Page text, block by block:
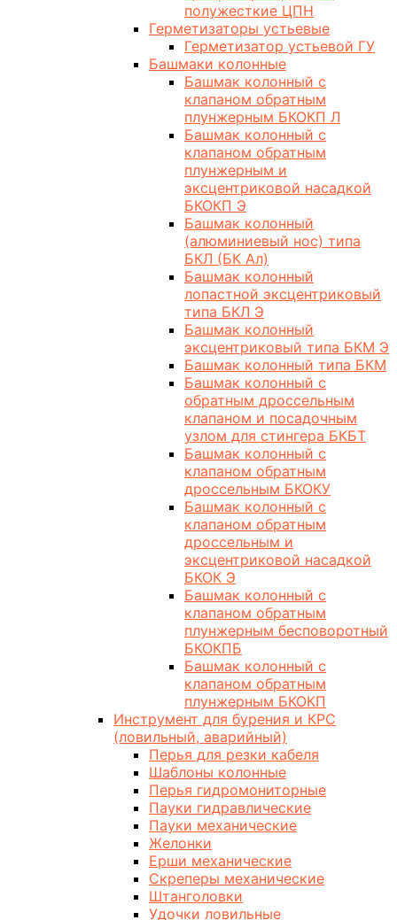
полужесткие ЦПН
Герметизаторы устьевые
Герметизатор устьевой ГУ
Башмаки колонные
Башмак колонный с
клапаном обратным
плунжерным БКОКП Л
Башмак колонный с
клапаном обратным
плунжерным и
эксцентриковой насадкой
БКОКП Э
Башмак колонный
(алюминиевый нос) типа
БКЛ (БК Ал)
Башмак колонный
лопастной эксцентриковый
типа БКЛ Э
Башмак колонный
эксцентриковый типа БКМ Э
Башмак колонный типа БКМ
Башмак колонный с
обратным дроссельным
клапаном и посадочным
узлом для стингера БКБТ
Башмак колонный с
клапаном обратным
дроссельным БКОКУ
Башмак колонный с
клапаном обратным
дроссельным и
эксцентриковой насадкой
БКОК Э
Башмак колонный с
клапаном обратным
плунжерным бесповоротный
БКОКПБ
Башмак колонный с
клапаном обратным
плунжерным БКОКП
Инструмент для бурения и КРС
(ловильный, аварийный)
Перья для резки кабеля
Шаблоны колонные
Перья гидромониторные
Пауки гидравлические
Пауки механические
Желонки
Ерши механические
Скреперы механические
Штанголовки
Удочки ловильные